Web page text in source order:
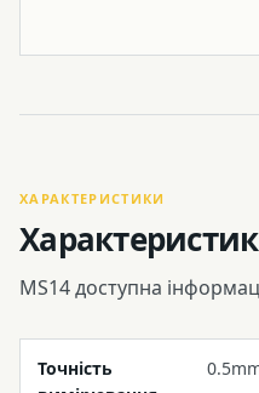
ХАРАКТЕРИСТИКИ
MS14 доступна
Точність